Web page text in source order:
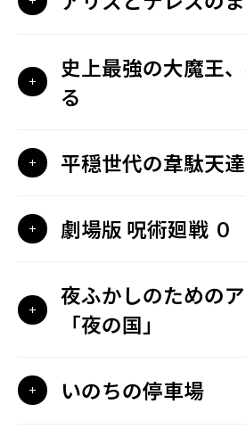
史上最強の大魔王
る
平穏世代の韋駄天達
劇場版 呪術廻戦 ０
夜ふかしのための
「夜の国」
いのちの停車場